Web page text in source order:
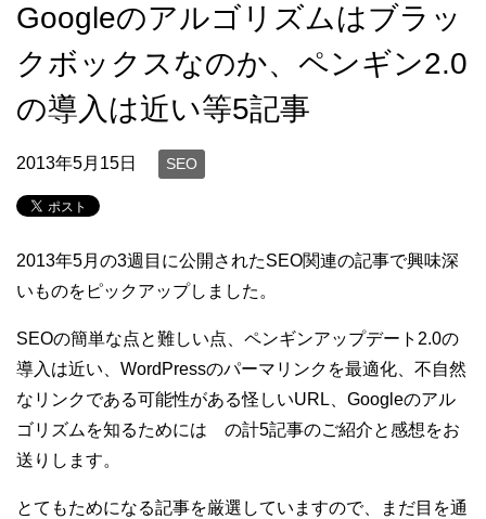
Googleのアルゴリズムはブラッ
クボックスなのか、ペンギン2.0
の導入は近い等5記事
2013年5月15日 SEO
2013年5月の3週目に公開されたSEO関連の記事で興味深
いものをピックアップしました。
SEOの簡単な点と難しい点、ペンギンアップデート2.0の
導入は近い、WordPressのパーマリンクを最適化、不自然
なリンクである可能性がある怪しいURL、Googleのアル
ゴリズムを知るためには の計5記事のご紹介と感想をお
送りします。
とてもためになる記事を厳選していますので、まだ目を通